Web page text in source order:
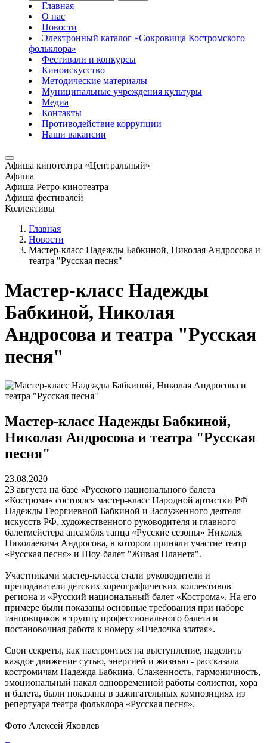
Главная
О нас
Новости
Электронный каталог «Сокровища Костромского
фольклора»
Фестивали и конкурсы
Киноискусство
Методические материалы
Муниципальные учреждения культуры
Медиа
Контакты
Противодействие коррупции
Наши вакансии
Афиша кинотеатра «Центральный»
Афиша
Афиша Ретро-кинотеатра
Афиша фестивалей
Коллективы
Главная
Новости
Мастер-класс Надежды Бабкиной, Николая Андросова и
театра "Русская песня"
Мастер-класс Надежды
Бабкиной, Николая
Андросова и театра "Русская
песня"
Мастер-класс Надежды Бабкиной,
Николая Андросова и театра "Русская
песня"
23.08.2020
23 августа на базе «Русского национального балета
«Кострома» состоялся мастер-класс Народной артистки РФ
Надежды Георгиевной Бабкиной и Заслуженного деятеля
искусств РФ, художественного руководителя и главного
балетмейстера ансамбля танца «Русские сезоны» Николая
Николаевича Андросова, в котором приняли участие театр
«Русская песня» и Шоу-балет "Живая Планета".
Участниками мастер-класса стали руководители и
преподаватели детских хореографических коллективов
региона и «Русский национальный балет «Кострома». На его
примере были показаны основные требования при наборе
танцовщиков в труппу профессионального балета и
постановочная работа к номеру «Пчелочка златая».
Свои секреты, как настроиться на выступление, наделить
каждое движение сутью, энергией и жизнью - рассказала
костромичам Надежда Бабкина. Слаженность, гармоничность,
эмоциональный накал одновременной работы солистки, хора
и балета, были показаны в зажигательных композициях из
репертуара театра фольклора «Русская песня».
Фото Алексей Яковлев